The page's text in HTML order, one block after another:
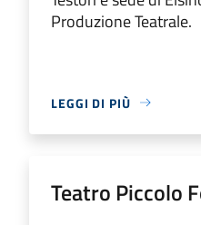
Produzione Teatrale.
LEGGI DI PIÙ
Teatro Piccolo